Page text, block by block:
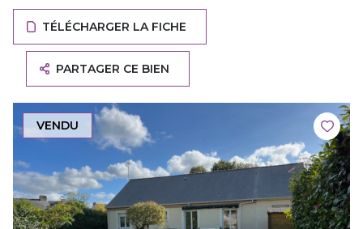
TÉLÉCHARGER LA FICHE
PARTAGER CE BIEN
VENDU